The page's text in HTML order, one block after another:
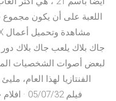
جاك بلاك يلعب جاك بلاك دور
لبعض أصوات الشخصيات
الفنتازيا لهذا العام،
فيلم 05/